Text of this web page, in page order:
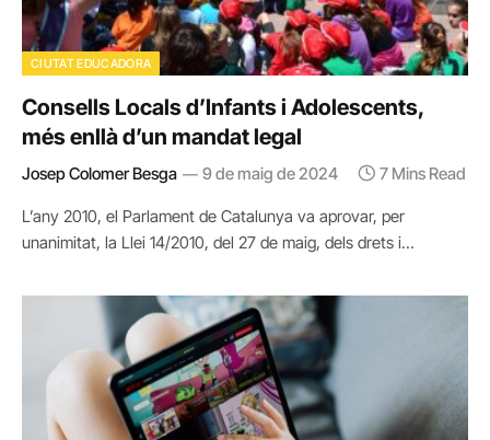
CIUTAT EDUCADORA
Consells Locals d’Infants i Adolescents,
més enllà d’un mandat legal
Josep Colomer Besga 9 de maig de 2024 7 Mins Read
L’any 2010, el Parlament de Catalunya va aprovar, per
unanimitat, la Llei 14/2010, del 27 de maig, dels drets i…